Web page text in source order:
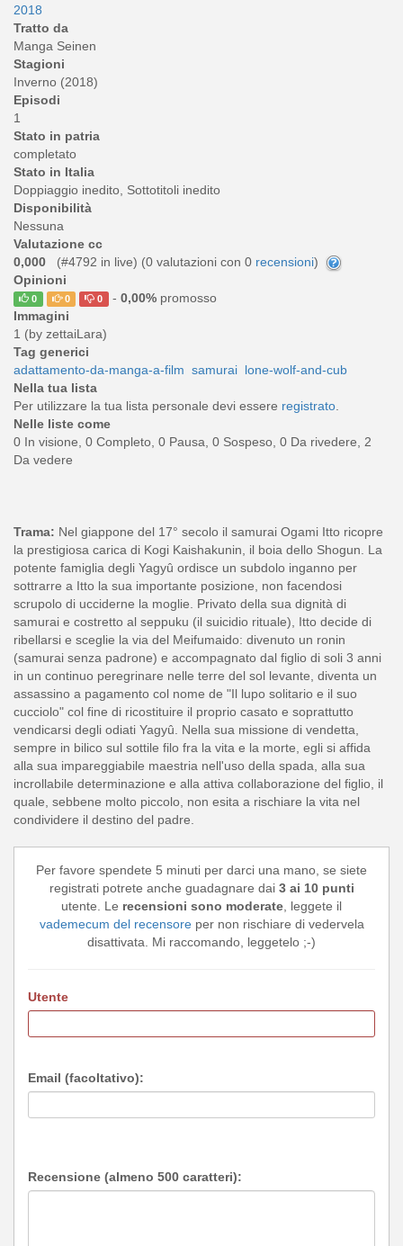
2018
Tratto da
Manga Seinen
Stagioni
Inverno (2018)
Episodi
1
Stato in patria
completato
Stato in Italia
Doppiaggio inedito, Sottotitoli inedito
Disponibilità
Nessuna
Valutazione cc
0,000
(#4792 in live) (0 valutazioni con 0 recensioni)
Opinioni
0 0 0 - 0,00%promosso
Immagini
1 (by zettaiLara)
Tag generici
adattamento-da-manga-a-film samurai lone-wolf-and-cub
Nella tua lista
Per utilizzare la tua lista personale devi essere registrato.
Nelle liste come
0 In visione, 0 Completo, 0 Pausa, 0 Sospeso, 0 Da rivedere, 2
Da vedere
Trama: Nel giappone del 17° secolo il samurai Ogami Itto ricopre
la prestigiosa carica di Kogi Kaishakunin, il boia dello Shogun. La
potente famiglia degli Yagyû ordisce un subdolo inganno per
sottrarre a Itto la sua importante posizione, non facendosi
scrupolo di ucciderne la moglie. Privato della sua dignità di
samurai e costretto al seppuku (il suicidio rituale), Itto decide di
ribellarsi e sceglie la via del Meifumaido: divenuto un ronin
(samurai senza padrone) e accompagnato dal figlio di soli 3 anni
in un continuo peregrinare nelle terre del sol levante, diventa un
assassino a pagamento col nome de "Il lupo solitario e il suo
cucciolo" col fine di ricostituire il proprio casato e soprattutto
vendicarsi degli odiati Yagyû. Nella sua missione di vendetta,
sempre in bilico sul sottile filo fra la vita e la morte, egli si affida
alla sua impareggiabile maestria nell'uso della spada, alla sua
incrollabile determinazione e alla attiva collaborazione del figlio, il
quale, sebbene molto piccolo, non esita a rischiare la vita nel
condividere il destino del padre.
Per favore spendete 5 minuti per darci una mano, se siete
registrati potrete anche guadagnare dai 3 ai 10 punti
utente. Le recensioni sono moderate, leggete il
vademecum del recensoreper non rischiare di vedervela
disattivata. Mi raccomando, leggetelo ;-)
Utente
Email (facoltativo):
Recensione (almeno 500 caratteri):